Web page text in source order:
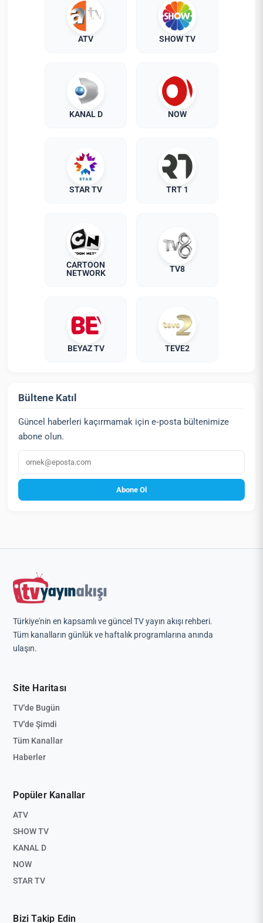
ATV SHOW TV
KANAL D NOW
STAR TV TRT 1
CARTOON
NETWORK
TV8
BEYAZ TV TEVE2
Bültene Katıl
Güncel haberleri kaçırmamak için e‑posta bültenimize
abone olun.
E‑posta
Abone Ol
Türkiye'nin en kapsamlı ve güncel TV yayın akışı rehberi.
Tüm kanalların günlük ve haftalık programlarına anında
ulaşın.
Site Haritası
TV'de Bugün
TV'de Şimdi
Tüm Kanallar
Haberler
Popüler Kanallar
ATV
SHOW TV
KANAL D
NOW
STAR TV
Bizi Takip Edin